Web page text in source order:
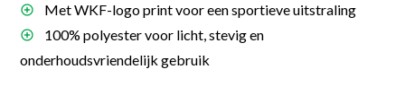
Met WKF-logo print voor een sportieve uitstraling
100% polyester voor licht, stevig en
onderhoudsvriendelijk gebruik